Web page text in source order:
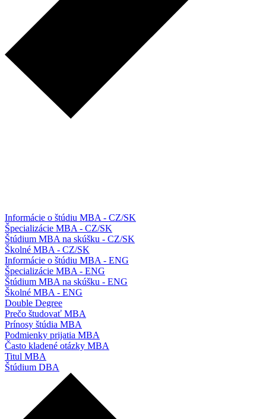
Informácie o štúdiu MBA - CZ/SK
Špecializácie MBA - CZ/SK
Štúdium MBA na skúšku - CZ/SK
Školné MBA - CZ/SK
Informácie o štúdiu MBA - ENG
Špecializácie MBA - ENG
Štúdium MBA na skúšku - ENG
Školné MBA - ENG
Double Degree
Prečo študovať MBA
Prínosy štúdia MBA
Podmienky prijatia MBA
Často kladené otázky MBA
Titul MBA
Štúdium DBA